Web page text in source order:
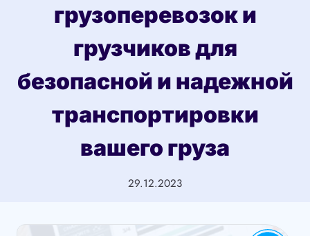
грузоперевозок и
грузчиков для
безопасной и надежной
транспортировки
вашего груза
29.12.2023